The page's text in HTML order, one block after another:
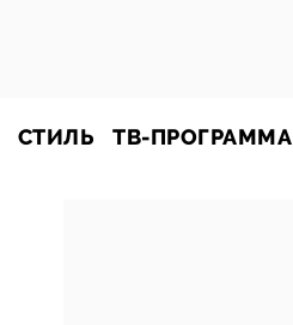
СТИЛЬ ТВ-ПРОГРАММА